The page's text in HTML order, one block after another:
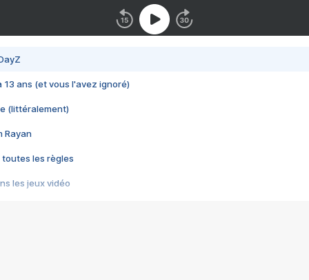
13 ans (et vous l'avez ignoré)
(littéralement)
Rayan
toutes les règles
les jeux vidéo